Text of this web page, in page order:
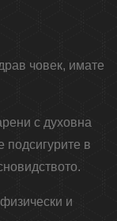
човек, имате
с духовна
подсигурите в
и